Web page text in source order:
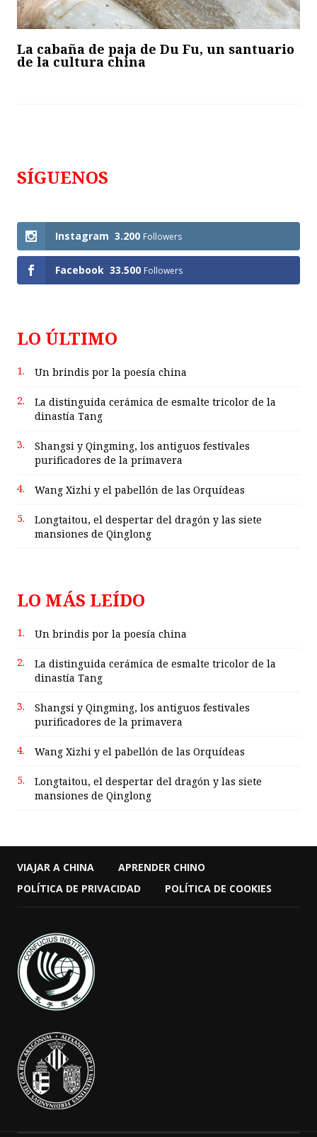
La cabaña de paja de Du Fu, un santuario
de la cultura china
SÍGUENOS
Instagram 3.200 Followers
Facebook 33.500 Followers
LO ÚLTIMO
1. Un brindis por la poesía china
2.
La distinguida cerámica de esmalte tricolor de la
dinastía Tang
3.
Shangsi y Qingming, los antiguos festivales
purificadores de la primavera
4. Wang Xizhi y el pabellón de las Orquídeas
5.
Longtaitou, el despertar del dragón y las siete
mansiones de Qinglong
LO MÁS LEÍDO
1. Un brindis por la poesía china
2.
La distinguida cerámica de esmalte tricolor de la
dinastía Tang
3.
Shangsi y Qingming, los antiguos festivales
purificadores de la primavera
4. Wang Xizhi y el pabellón de las Orquídeas
5.
Longtaitou, el despertar del dragón y las siete
mansiones de Qinglong
VIAJAR A CHINA
APRENDER CHINO
POLÍTICA DE PRIVACIDAD
POLÍTICA DE COOKIES